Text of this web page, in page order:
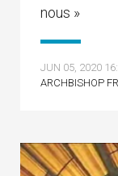
nous »
JUN 05, 2020
ARCHBISHOP